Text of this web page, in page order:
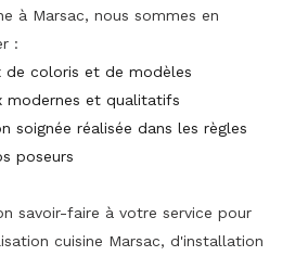
à Marsac, nous sommes en
:
de coloris et de modèles
modernes et qualitatifs
soignée réalisée dans les règles
poseurs
savoir-faire à votre service pour
cuisine Marsac, d'installation